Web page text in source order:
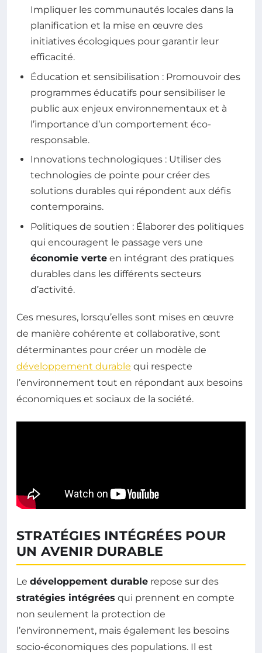
Impliquer les communautés locales dans la
planification et la mise en œuvre des
initiatives écologiques pour garantir leur
efficacité.
Éducation et sensibilisation : Promouvoir des
programmes éducatifs pour sensibiliser le
public aux enjeux environnementaux et à
l’importance d’un comportement éco-
responsable.
Innovations technologiques : Utiliser des
technologies de pointe pour créer des
solutions durables qui répondent aux défis
contemporains.
Politiques de soutien : Élaborer des politiques
qui encouragent le passage vers une
économie verte en intégrant des pratiques
durables dans les différents secteurs
d’activité.
Ces mesures, lorsqu’elles sont mises en œuvre
de manière cohérente et collaborative, sont
déterminantes pour créer un modèle de
développement durable qui respecte
l’environnement tout en répondant aux besoins
économiques et sociaux de la société.
STRATÉGIES INTÉGRÉES POUR
UN AVENIR DURABLE
Le développement durable repose sur des
stratégies intégrées qui prennent en compte
non seulement la protection de
l’environnement, mais également les besoins
socio-économiques des populations. Il est